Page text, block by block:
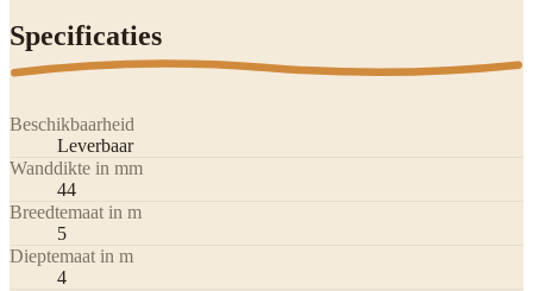
Specificaties
Beschikbaarheid
Leverbaar
Wanddikte in mm
44
Breedtemaat in m
5
Dieptemaat in m
4